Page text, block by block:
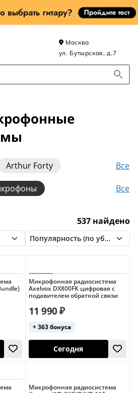
Москва
ул. Бутырская, д.7
Все
Arthur Forty
Audix
Samson
VocoPro
XVIVE
Все
(2 микрофона)
Вокальные (Sennheiser)
микрофоном)
микрофоном)
Гитарные (AKG)
(2 микрофона)
537 найдено
Микрофонная радиосистема
Axelvox DX800FK цифровая с
подавителем обратной связи
11 990 ₽
+ 363 бонуса
Сегодня
Микрофонная радиосистема